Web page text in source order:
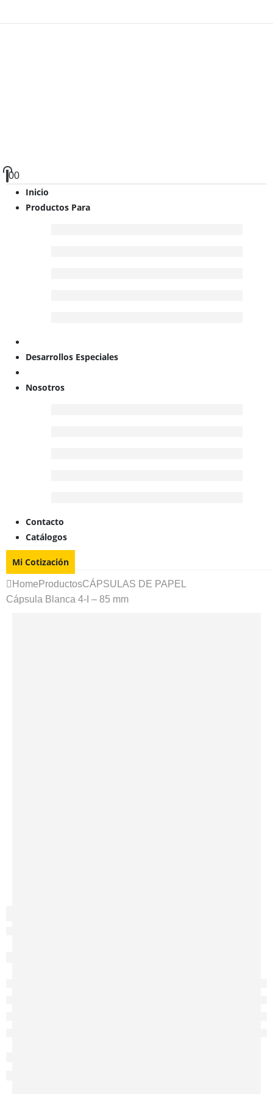
00
Inicio
Productos Para
Desarrollos Especiales
Nosotros
Contacto
Catálogos
Mi Cotización
Home ProductosCÁPSULAS DE PAPEL
Cápsula Blanca 4-I – 85 mm